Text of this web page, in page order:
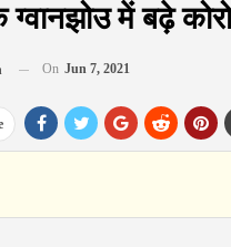
में बढ़े
On Jun 7, 2021